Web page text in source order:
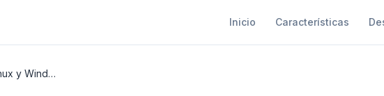
Inicio Características
Arranque dual Linux y Windows 11 en hardware no compatible